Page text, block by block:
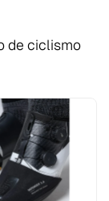
de ciclismo